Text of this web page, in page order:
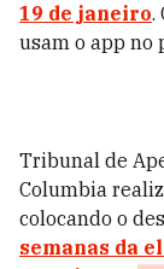
19 de janeiro.
usam o app no
Tribunal de
Columbia
colocando o
semanas da